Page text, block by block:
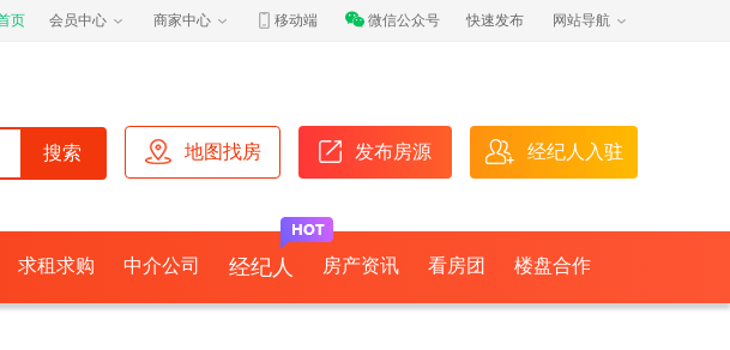
页 会员中心 商家中心 移动端 微信公众号 快速发布 网站导航
地图找房 发布房源 经纪人入驻
求租求购 中介公司 经纪人 房产资讯 看房团 楼盘合作